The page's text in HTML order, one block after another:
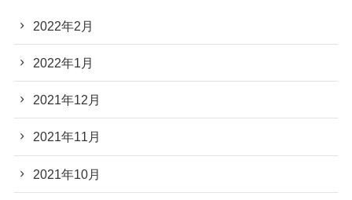
2022年2月
2022年1月
2021年12月
2021年11月
2021年10月